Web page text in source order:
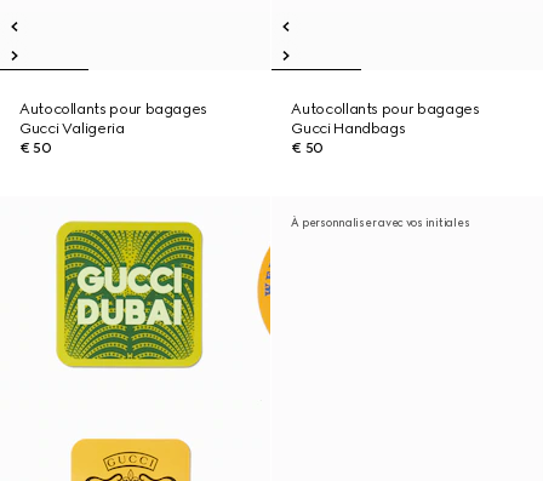
Autocollants pour bagages
Gucci Valigeria
€ 50
Autocollants pour bagages
Gucci Handbags
€ 50
À personnaliser avec vos initiales